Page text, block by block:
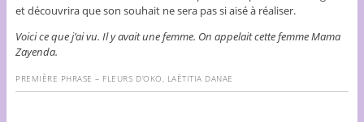
et découvrira que son souhait ne sera pas si aisé à réaliser.
Voici ce que j’ai vu. Il y avait une femme. On appelait cette femme Mama
Zayenda.
PREMIÈRE PHRASE – FLEURS D’OKO, LAËTITIA DANAE